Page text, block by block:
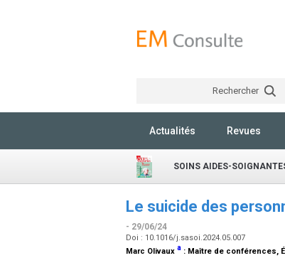
Rechercher
Actualités Revues
SOINS AIDES-
Le suicide des
- 29/06/24
Doi : 10.1016/j.sasoi.2024.05.007
Marc Olivaux a : Maître de conférences,